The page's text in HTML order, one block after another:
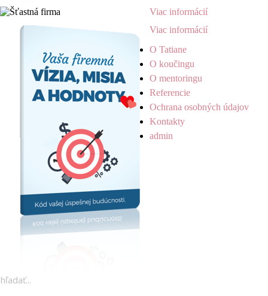
Viac informácií
Viac informácií
O Tatiane
O koučingu
O mentoringu
Referencie
Ochrana osobných údajov
Kontakty
admin